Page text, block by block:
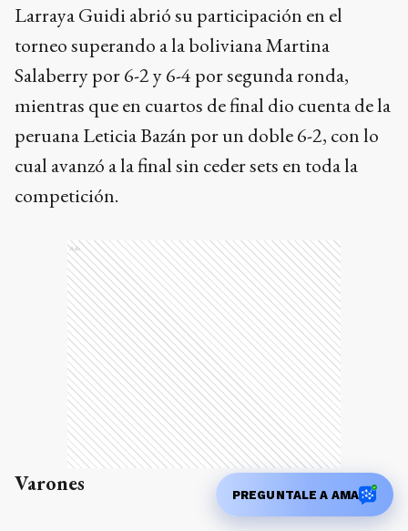
Larraya Guidi abrió su participación en el
torneo superando a la boliviana Martina
Salaberry por 6-2 y 6-4 por segunda ronda,
mientras que en cuartos de final dio cuenta de la
peruana Leticia Bazán por un doble 6-2, con lo
cual avanzó a la final sin ceder sets en toda la
competición.
Ads
Varones PREGUNTALE A AMA